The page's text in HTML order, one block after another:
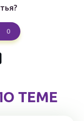
0
ТЕМЕ